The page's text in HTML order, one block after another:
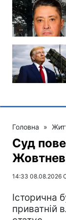
Головна »
Суд
14:33 08.08.2026
Історична
приватній